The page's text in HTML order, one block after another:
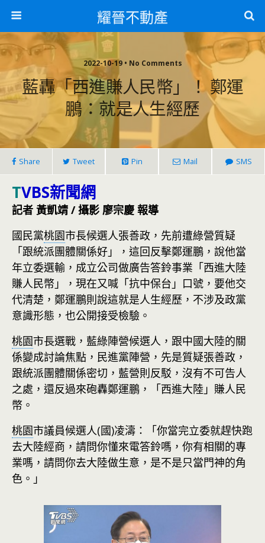
耀晉不動產
2022-10-19 • No Comments
藍轟「西進賺人民幣」！ 鄭運
鵬：就是人生經歷
Share Tweet Pin Mail SMS
TVBS新聞網
記者 黃凱靖 / 攝影 廖宗慶 報導
國民黨桃園市長候選人張善政，先前遭綠營質疑
「跟統派團體關係好」，這回反擊鄭運鵬，說他當
年立委選輸，成立公司做廣告答鈴事業「西進大陸
賺人民幣」，現在又喊「抗中保台」口號，要他交
代清楚，鄭運鵬則說這就是人生經歷，不涉及政黨
意識形態，也公開接受檢驗。
桃園市長選戰，藍綠陣營候選人，跟中國大陸的關
係變成討論焦點，民進黨陣營，先是質疑張善政，
跟統派團體關係密切，藍營則反駁，沒有不可告人
之處，還反過來砲轟鄭運鵬，「西進大陸」賺人民
幣。
桃園市議員候選人(國)凌濤：「你當完立委就趕快跑
去大陸經商，請問你懂來電答鈴嗎，你有相關的專
業嗎，請問你去大陸做生意，是不是只當門神的角
色。」